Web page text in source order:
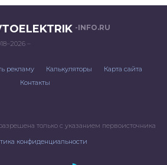
-INFO.RU
–
рекламу Калькуляторы
Карта сайта
Контакты
только с указанием первоисточника
конфиденциальности